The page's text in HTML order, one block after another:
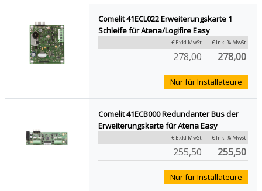
Comelit 41ECL022 Erweiterungskarte 1
Schleife für Atena/Logifire Easy
€ Exkl MwSt € Inkl % MwSt
278,00 278,00
Nur für Installateure
Comelit 41ECB000 Redundanter Bus der
Erweiterungskarte für Atena Easy
€ Exkl MwSt € Inkl % MwSt
255,50 255,50
Nur für Installateure